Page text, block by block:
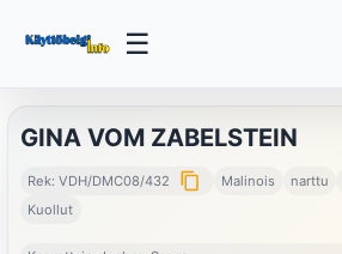
☰
GINA VOM ZABELSTEIN
Rek: VDH/DMC08/432 content_copy Malinois narttu
Kuollut